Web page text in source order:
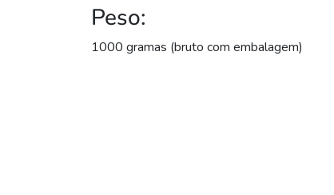
Peso:
1000 gramas (bruto com embalagem)